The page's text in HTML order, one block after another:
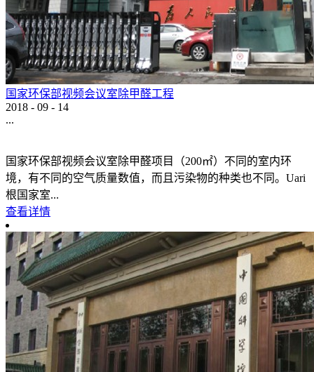
国家环保部视频会议室除甲醛工程
2018 - 09 - 14
...
国家环保部视频会议室除甲醛项目（200㎡）不同的室内环
境，有不同的空气质量数值，而且污染物的种类也不同。Uari
根国家室...
查看详情